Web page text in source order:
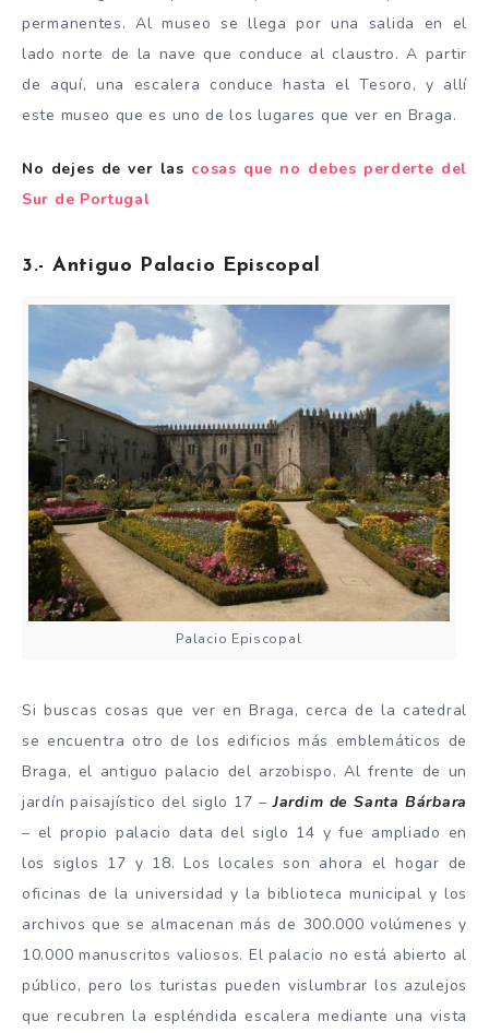
permanentes. Al museo se llega por una salida en el
lado norte de la nave que conduce al claustro. A partir
de aquí, una escalera conduce hasta el Tesoro, y allí
este museo que es uno de los lugares que ver en Braga.
No dejes de ver las cosas que no debes perderte del
Sur de Portugal
3.- Antiguo Palacio Episcopal
Palacio Episcopal
Si buscas cosas que ver en Braga, cerca de la catedral
se encuentra otro de los edificios más emblemáticos de
Braga, el antiguo palacio del arzobispo. Al frente de un
jardín paisajístico del siglo 17 –Jardim de Santa Bárbara
– el propio palacio data del siglo 14 y fue ampliado en
los siglos 17 y 18. Los locales son ahora el hogar de
oficinas de la universidad y la biblioteca municipal y los
archivos que se almacenan más de 300.000 volúmenes y
10.000 manuscritos valiosos. El palacio no está abierto al
público, pero los turistas pueden vislumbrar los azulejos
que recubren la espléndida escalera mediante una vista